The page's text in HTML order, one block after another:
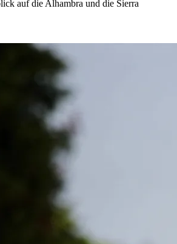
auf die Alhambra und die Sierra